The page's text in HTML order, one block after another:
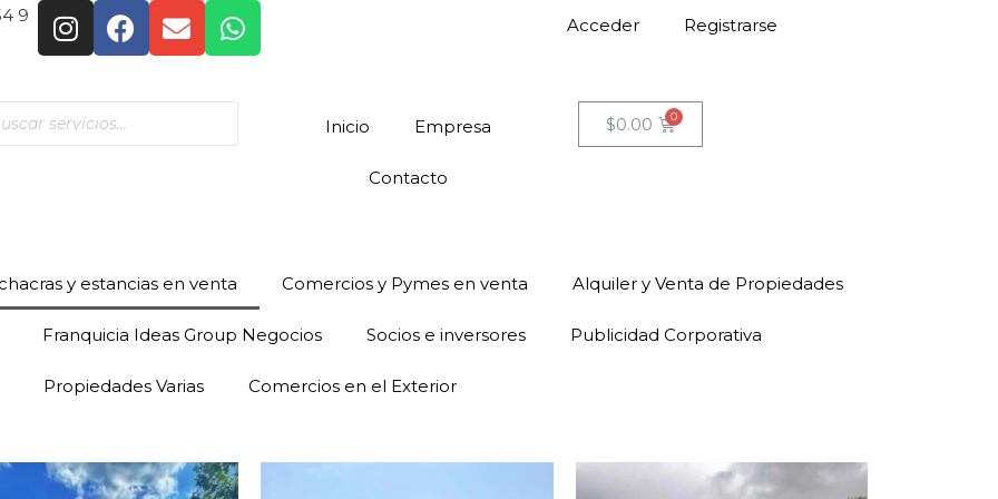
9 Acceder Registrarse
Inicio Empresa
Contacto
$0.00
y estancias en venta Comercios y Pymes en venta Alquiler y Venta de Propiedades
Franquicia Ideas Group Negocios Socios e inversores Publicidad Corporativa
Propiedades Varias Comercios en el Exterior